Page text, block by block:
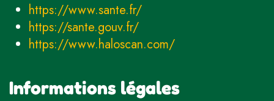
https://www.sante.fr/
https://sante.gouv.fr/
https://www.haloscan.com/
Informations légales